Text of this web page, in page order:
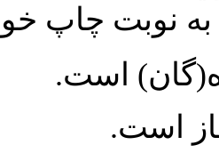
نوبت چاپ
است.
است.